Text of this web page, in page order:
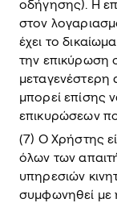
οδήγησης). Η
στον
έχει το
την επικύρωση
μεταγενέστερη
μπορεί επίσης
επικυρώσεων
(7) Ο Χρήστης
όλων των
υπηρεσιών
συμφωνηθεί